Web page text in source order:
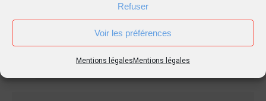
Refuser
Voir les préférences
Mentions légales Mentions légales
15 janvier 2016 à 22:45
De rien. sympa l’avatar.